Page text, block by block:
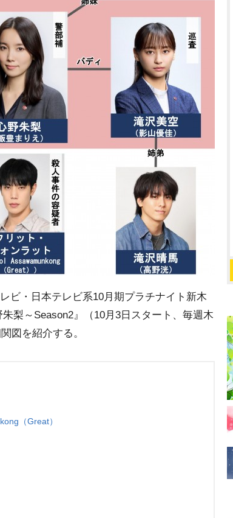
ビ・日本テレビ系10月期プラチナイト新木
梨～Season2』（10月3日スタート、毎週木
図を紹介する。
（Great）